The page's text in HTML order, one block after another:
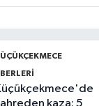
kaza: 5